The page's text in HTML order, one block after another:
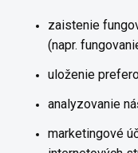
zaistenie
(napr.
uloženie
analyzovanie
marketingové